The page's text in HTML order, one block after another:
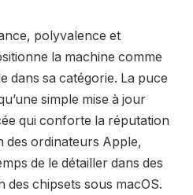
polyvalence et
la machine comme
dans sa catégorie. La puce
simple mise à jour
qui conforte la réputation
des ordinateurs Apple,
de le détailler dans des
des chipsets sous macOS.